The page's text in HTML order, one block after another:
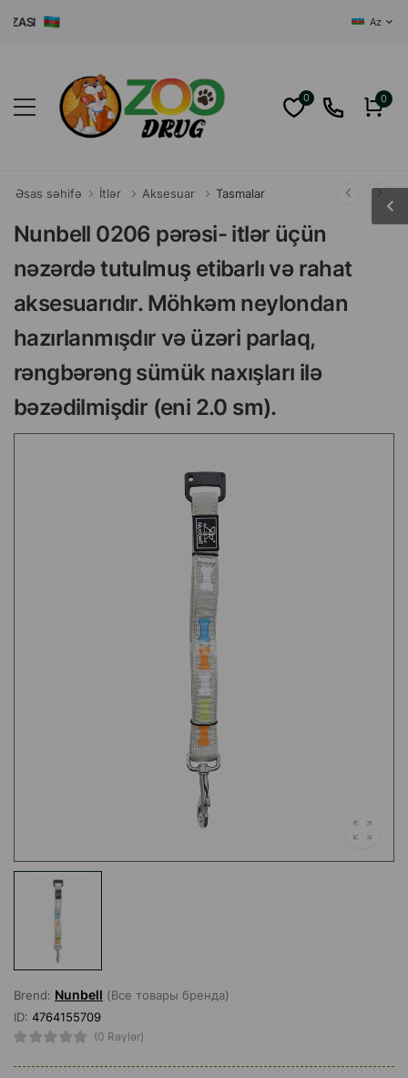
Az
0 0
Əsas səhifə İtlər Aksesuar Tasmalar
Nunbell 0206 pərəsi- itlər üçün
nəzərdə tutulmuş etibarlı və rahat
aksesuarıdır. Möhkəm neylondan
hazırlanmışdır və üzəri parlaq,
rəngbərəng sümük naxışları ilə
bəzədilmişdir (eni 2.0 sm).
Brend: Nunbell (Все товары бренда)
ID: 4764155709
(0 Rəylər)